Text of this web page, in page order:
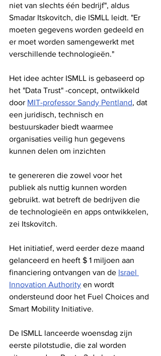
niet van slechts één bedrijf", aldus
Smadar Itskovitch, die ISMLL leidt. "Er
moeten gegevens worden gedeeld en
er moet worden samengewerkt met
verschillende technologieën."
Het idee achter ISMLL is gebaseerd op
het "Data Trust" -concept, ontwikkeld
door MIT-professor Sandy Pentland, dat
een juridisch, technisch en
bestuurskader biedt waarmee
organisaties veilig hun gegevens
kunnen delen om inzichten
te genereren die zowel voor het
publiek als nuttig kunnen worden
gebruikt. wat betreft de bedrijven die
de technologieën en apps ontwikkelen,
zei Itskovitch.
Het initiatief, werd eerder deze maand
gelanceerd en heeft $ 1 miljoen aan
financiering ontvangen van de Israel
Innovation Authority en wordt
ondersteund door het Fuel Choices and
Smart Mobility Initiative.
De ISMLL lanceerde woensdag zijn
eerste pilotstudie, die zal worden